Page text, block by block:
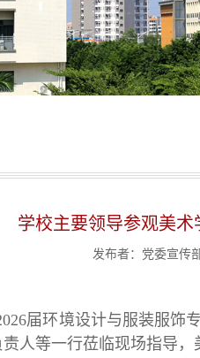
学校主要领导参观美
发布者：党委宣
届环境设计与服装服饰
人等一行莅临现场指导，